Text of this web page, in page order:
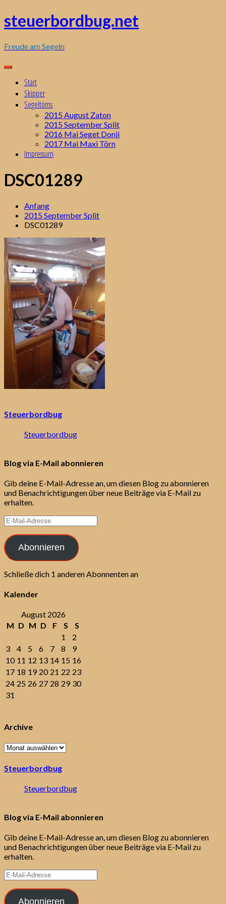
Zum
Inhalt
steuerbordbug.net
Freude am Segeln
Start
Skipper
Segeltörns
2015 August Zaton
2015 September Split
2016 Mai Seget Donji
2017 Mai Maxi Törn
Impressum
DSC01289
Anfang
2015 September Split
DSC01289
Steuerbordbug
Steuerbordbug
Blog via E-Mail abonnieren
Gib deine E-Mail-Adresse an, um diesen Blog zu abonnieren
und Benachrichtigungen über neue Beiträge via E-Mail zu
erhalten.
E-
Mail-
Adresse
Abonnieren
Schließe dich 1 anderen Abonnenten an
Kalender
August 2026
M D M D F S
S
1
2
3
4 5 6 7 8
9
10 11 12 13 14 15 16
17 18 19 20 21 22 23
24 25 26 27 28 29 30
31
Archive
Archive
Steuerbordbug
Steuerbordbug
Blog via E-Mail abonnieren
Gib deine E-Mail-Adresse an, um diesen Blog zu abonnieren
und Benachrichtigungen über neue Beiträge via E-Mail zu
erhalten.
E-
Mail-
Adresse
Abonnieren